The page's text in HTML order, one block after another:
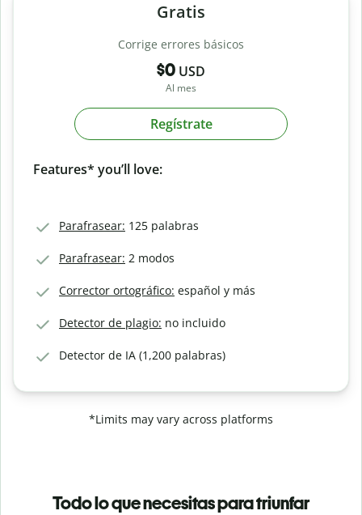
Gratis
Corrige errores básicos
$0 USD
Al mes
Regístrate
Features* you’ll love:
Parafrasear: 125 palabras
Parafrasear: 2 modos
Corrector ortográfico: español y más
Detector de plagio: no incluido
Detector de IA (1,200 palabras)
*Limits may vary across platforms
Todo lo que necesitas para triunfar